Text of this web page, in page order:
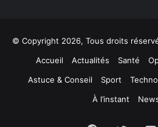
© Copyright 2026, Tous droits
Accueil
Actualités Santé
Astuce & Conseil
Sport
À l’instant